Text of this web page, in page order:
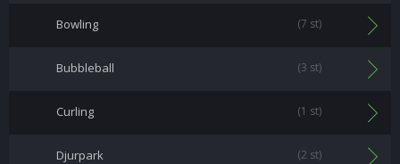
Bowling (7 st)
Bubbleball (3 st)
Curling (1 st)
Djurpark (2 st)